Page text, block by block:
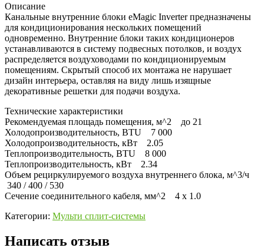
Описание
Канальные внутренние блоки eMagic Inverter предназначены
для кондиционирования нескольких помещений
одновременно. Внутренние блоки таких кондиционеров
устанавливаются в систему подвесных потолков, и воздух
распределяется воздуховодами по кондиционируемым
помещениям. Скрытый способ их монтажа не нарушает
дизайн интерьера, оставляя на виду лишь изящные
декоративные решетки для подачи воздуха.
Технические характеристики
Рекомендуемая площадь помещения, м^2 до 21
Холодопроизводительность, BTU 7 000
Холодопроизводительность, кВт 2.05
Теплопроизводительность, BTU 8 000
Теплопроизводительность, кВт 2.34
Объем рециркулируемого воздуха внутреннего блока, м^3/ч
340 / 400 / 530
Сечение соединительного кабеля, мм^2 4 x 1.0
Категории: Мульти сплит-системы
Написать отзыв